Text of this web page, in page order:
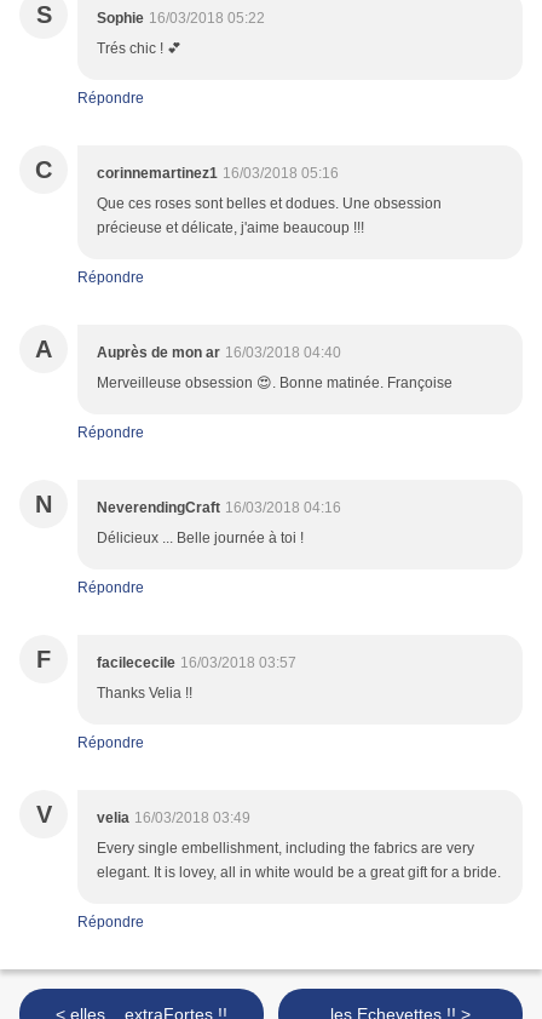
S Sophie 16/03/2018 05:22
Trés chic ! 💕
Répondre
C corinnemartinez1 16/03/2018 05:16
Que ces roses sont belles et dodues. Une obsession
précieuse et délicate, j'aime beaucoup !!!
Répondre
A Auprès de mon ar 16/03/2018 04:40
Merveilleuse obsession 😍. Bonne matinée. Françoise
Répondre
N NeverendingCraft 16/03/2018 04:16
Délicieux ... Belle journée à toi !
Répondre
F facilececile 16/03/2018 03:57
Thanks Velia !!
Répondre
V velia 16/03/2018 03:49
Every single embellishment, including the fabrics are very
elegant. It is lovey, all in white would be a great gift for a bride.
Répondre
< elles ...extraFortes !! les Echevettes !! >